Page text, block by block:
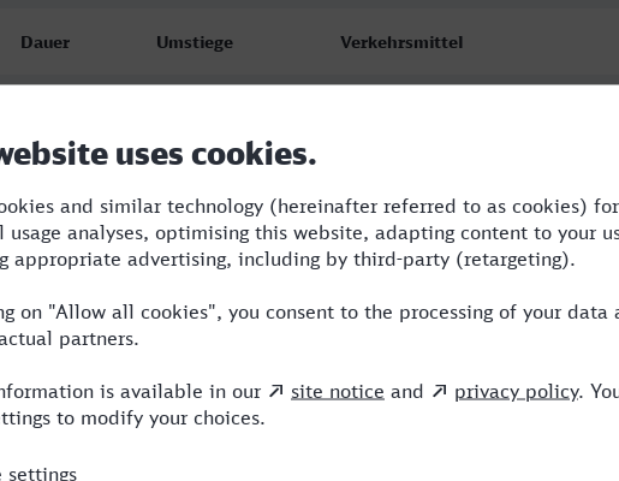
Dauer Umstiege Verkehrsmittel
2:40 1 RRB,NX
2:44 3